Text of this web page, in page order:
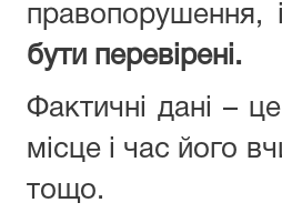
бути перевірені.
Фактичні дані –
місце і час його
тощо.